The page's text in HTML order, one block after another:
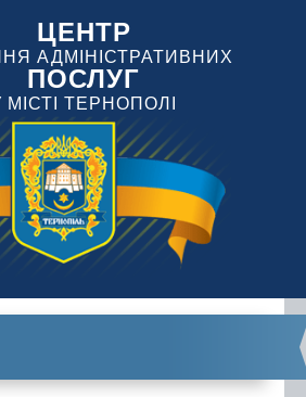
ЦЕНТР
АДМІНІСТРАТИВНИХ
ПОСЛУГ
МІСТІ ТЕРНОПОЛІ